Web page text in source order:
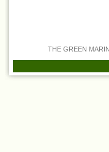
THE GREEN